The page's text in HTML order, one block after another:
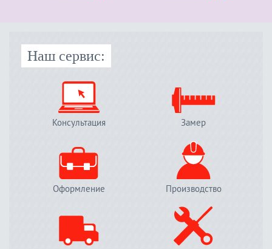
Наш сервис:
Консультация Замер
Оформление Производство